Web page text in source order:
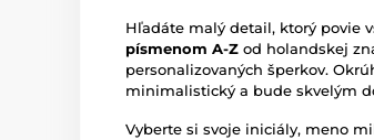
Hľadáte malý detail, ktorý povie
písmenom A-Z od holandskej
personalizovaných šperkov.
minimalistický a bude skvelým
Vyberte si svoje iniciály, meno